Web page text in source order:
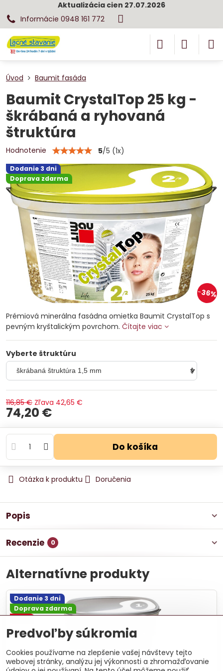
Aktualizácia cien 27.07.2026
Informácie 0948 161 772
Dodanie 3 dni
Doprava zdarma
36%
Úvod Baumit fasáda
Baumit CrystalTop 25 kg -
škrábaná a ryhovaná
štruktúra
Hodnotenie 5/5 (1x)
Prémiová minerálna fasádna omietka Baumit CrystalTop s
pevným kryštalickým povrchom. Čítajte viac
Vyberte štruktúru
116,85 € Zľava 42,65 €
74,20 €
Do košíka
Otázka k produktu Doručenia
Popis
Recenzie 0
Alternatívne produkty
Dodanie 3 dni
Doprava zdarma
-36%
Predvoľby súkromia
Cookies používame na zlepšenie vašej návštevy tejto
webovej stránky, analýzu jej výkonnosti a zhromažďovanie